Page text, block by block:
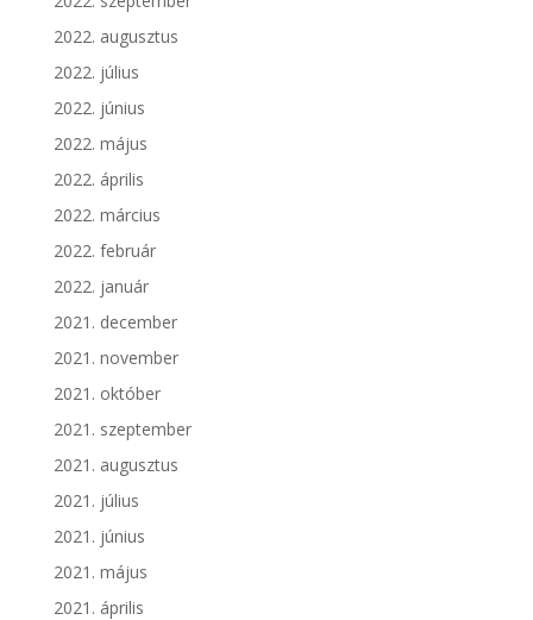
2022. augusztus
2022. július
2022. június
2022. május
2022. április
2022. március
2022. február
2022. január
2021. december
2021. november
2021. október
2021. szeptember
2021. augusztus
2021. július
2021. június
2021. május
2021. április